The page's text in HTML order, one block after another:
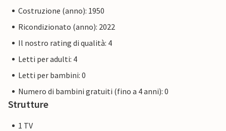
Costruzione (anno): 1950
Ricondizionato (anno): 2022
Il nostro rating di qualità: 4
Letti per adulti: 4
Letti per bambini: 0
Numero di bambini gratuiti (fino a 4 anni): 0
Strutture
1 TV